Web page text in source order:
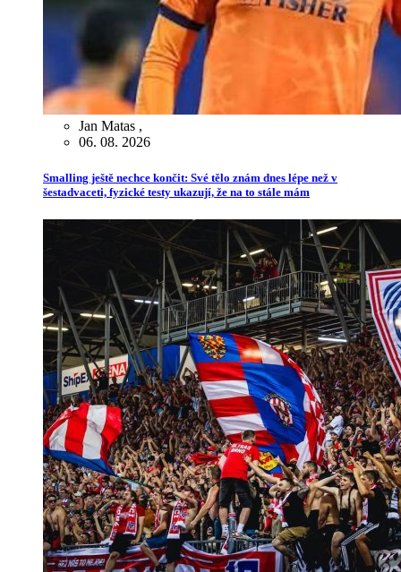
Jan Matas ,
06. 08. 2026
Smalling ještě nechce končit: Své tělo znám dnes lépe než v
šestadvaceti, fyzické testy ukazují, že na to stále mám